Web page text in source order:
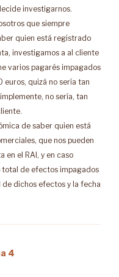
investigarnos.
que siempre
quien está registrado
investigamos a al cliente
varios pagarés impagados
quizá no sería tan
no sería, tan
de saber quien está
que nos pueden
en el RAI, y en caso
total de efectos impagados
dichos efectos y la fecha
4